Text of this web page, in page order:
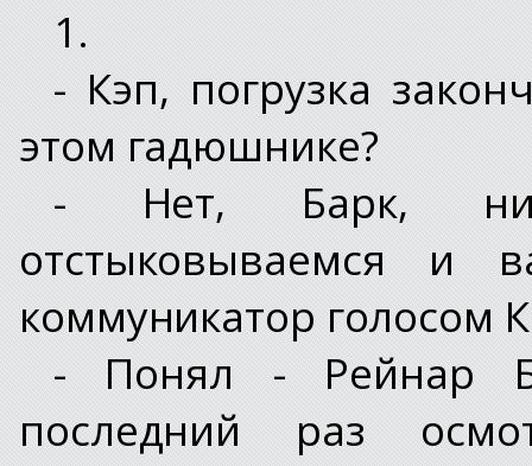
1.
- Кэп, погрузка
этом гадюшнике?
- Нет, Барк,
отстыковываемся и
коммуникатор голосом
- Понял - Рейнар
последний раз